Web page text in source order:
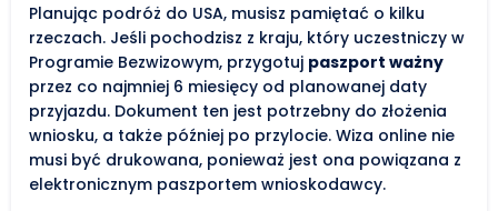
Planując podróż do USA, musisz pamiętać o kilku
rzeczach. Jeśli pochodzisz z kraju, który uczestniczy w
Programie Bezwizowym, przygotuj paszport ważny
przez co najmniej 6 miesięcy od planowanej daty
przyjazdu. Dokument ten jest potrzebny do złożenia
wniosku, a także później po przylocie. Wiza online nie
musi być drukowana, ponieważ jest ona powiązana z
elektronicznym paszportem wnioskodawcy.